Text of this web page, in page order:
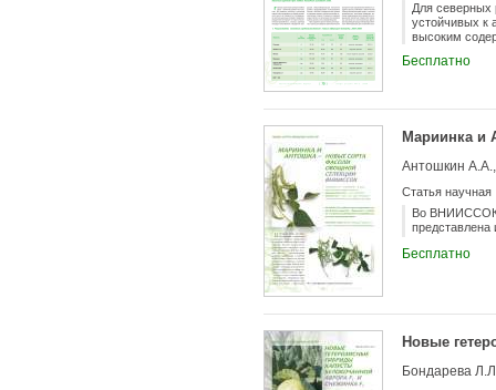
Для северных
устойчивых к
высоким
Малинка,
Бесплатно
Мариинка и
Антошкин
Статья научная
Во ВНИИССОК
представлена
Бесплатно
Новые
Бондарева